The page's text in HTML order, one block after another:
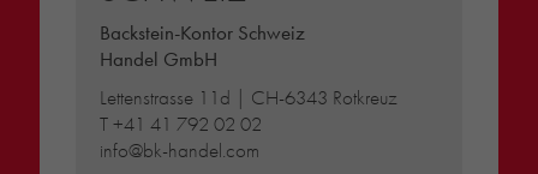
Backstein-Kontor Schweiz
Handel GmbH
Lettenstrasse 11d | CH-6343 Rotkreuz
T+41 41 792 02 02
info@bk-handel.com